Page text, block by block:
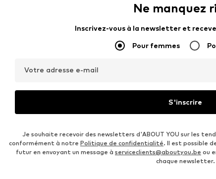
Ne manquez
Inscrivez-vous à la newsletter et
Pour femmes
Votre adresse e-mail
S'inscrire
Je souhaite recevoir des newsletters d'ABOUT YOU sur les
conformément à notre Politique de confidentialité. Il est possible
futur en envoyant un message à serviceclients@aboutyou.be ou
chaque newsletter.